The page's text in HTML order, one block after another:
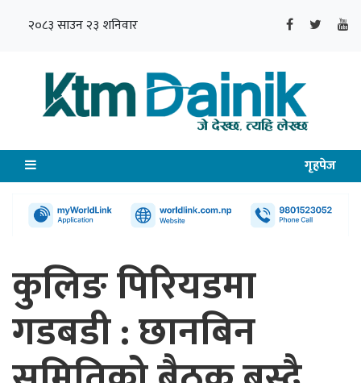
२०८३ साउन २३ शनिवार
गृहपेज
कुलिङ पिरियडमा
गडबडी : छानबिन